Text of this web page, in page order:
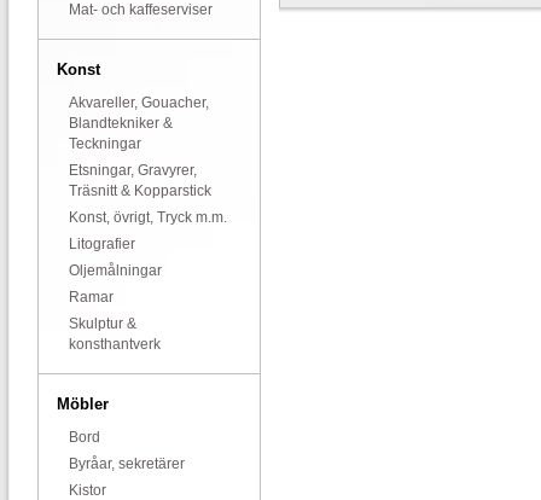
Mat- och kaffeserviser
Konst
Akvareller, Gouacher,
Blandtekniker &
Teckningar
Etsningar, Gravyrer,
Träsnitt & Kopparstick
Konst, övrigt, Tryck m.m.
Litografier
Oljemålningar
Ramar
Skulptur &
konsthantverk
Möbler
Bord
Byråar, sekretärer
Kistor